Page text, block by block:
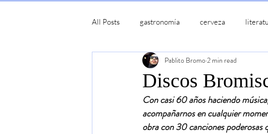
All Posts gastronomía cerveza
Discos
Pablito Bromo2 min read
Con casi 60 años haciendo
acompañarnos en cualquier
obra con 30 canciones poderosas